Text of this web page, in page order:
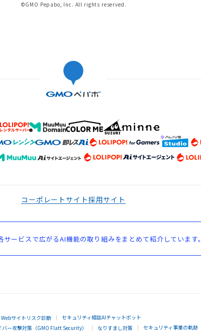
©GMO Pepabo, Inc. All rights reserved.
コーポレートサイト採用サイト
ービスで広がるAI機能の取り組みをまとめて紹介しています。
Webサイトリスク診断
セキュリティ相談AIチャットボット
バー攻撃対策（GMO Flatt Security） なりすまし対策 セキュリティ事業の軌跡